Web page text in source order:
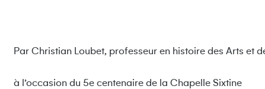
Par Christian Loubet, professeur en histoire des Arts et
à l’occasion du 5e centenaire de la Chapelle Sixtine